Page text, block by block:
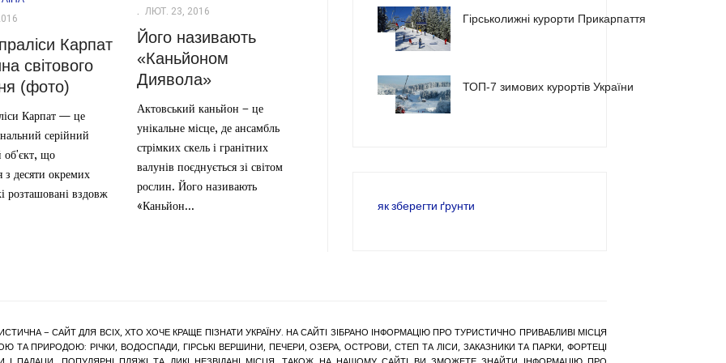
Карпат
світового
(фото)
Карпат — це
серійний
об'єкт, що
з десяти окремих
розташовані вздовж
ЛЮТ. 23, 2016
Його називають
«Каньйоном
Диявола»
Актовський каньйон – це
унікальне місце, де ансамбль
стрімких скель і гранітних
валунів поєднується зі світом
рослин. Його називають
«Каньйон...
Гірськолижні курорти Прикарпаття
ТОП-7 зимових курортів України
як зберегти ґрунти
– САЙТ ДЛЯ ВСІХ, ХТО ХОЧЕ КРАЩЕ ПІЗНАТИ УКРАЇНУ. НА САЙТІ ЗІБРАНО ІНФОРМАЦІЮ ПРО ТУРИСТИЧНО ПРИВАБЛИВІ МІСЦЯ
ТА ПРИРОДОЮ: РІЧКИ, ВОДОСПАДИ, ГІРСЬКІ ВЕРШИНИ, ПЕЧЕРИ, ОЗЕРА, ОСТРОВИ, СТЕП ТА ЛІСИ, ЗАКАЗНИКИ ТА ПАРКИ, ФОРТЕЦІ